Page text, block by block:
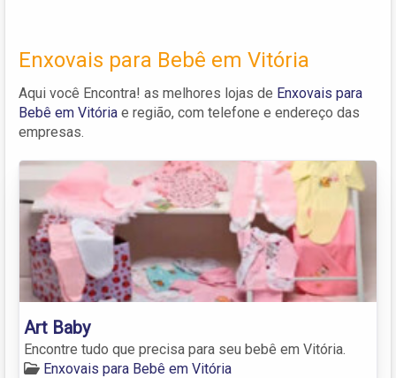
Enxovais para Bebê em Vitória
Aqui você Encontra! as melhores lojas de Enxovais para
Bebê em Vitória e região, com telefone e endereço das
empresas.
Art Baby
Encontre tudo que precisa para seu bebê em Vitória.
Enxovais para Bebê em Vitória